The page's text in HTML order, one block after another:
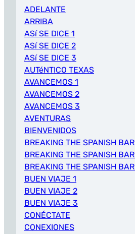
ADELANTE
ARRIBA
ASí SE DICE 1
ASí SE DICE 2
ASí SE DICE 3
AUTéNTICO TEXAS
AVANCEMOS 1
AVANCEMOS 2
AVANCEMOS 3
AVENTURAS
BIENVENIDOS
BREAKING THE SPANISH
BREAKING THE SPANISH
BREAKING THE SPANISH
BUEN VIAJE 1
BUEN VIAJE 2
BUEN VIAJE 3
CONÉCTATE
CONEXIONES